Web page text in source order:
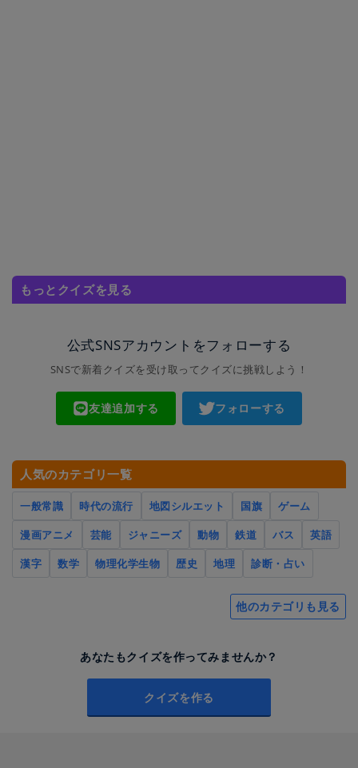
もっとクイズを見る
公式SNSアカウントをフォローする
SNSで新着クイズを受け取ってクイズに挑戦しよう！
友達追加する フォローする
人気のカテゴリ一覧
一般常識 時代の流行 地図シルエット 国旗
ゲーム
漫画アニメ
芸能 ジャニーズ 動物 鉄道 バス
英語
漢字
数学 物理化学生物 歴史 地理 診断・占い
他のカテゴリも見る
あなたもクイズを作ってみませんか？
クイズを作る